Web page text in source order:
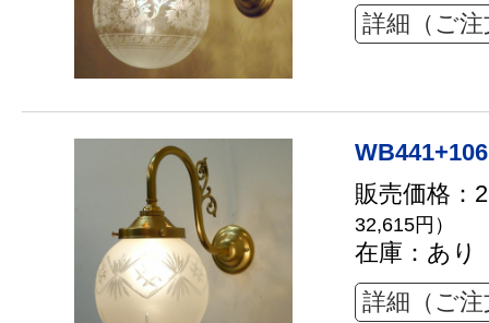
詳細（ご
販売価格：
32,615円）
在庫：あり
詳細（ご